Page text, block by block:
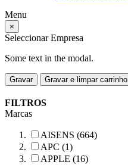
Menu
×
Seleccionar Empresa
Some text in the modal.
Gravar Gravar e limpar carrinho
FILTROS
Marcas
AISENS (664)
APC (1)
APPLE (16)